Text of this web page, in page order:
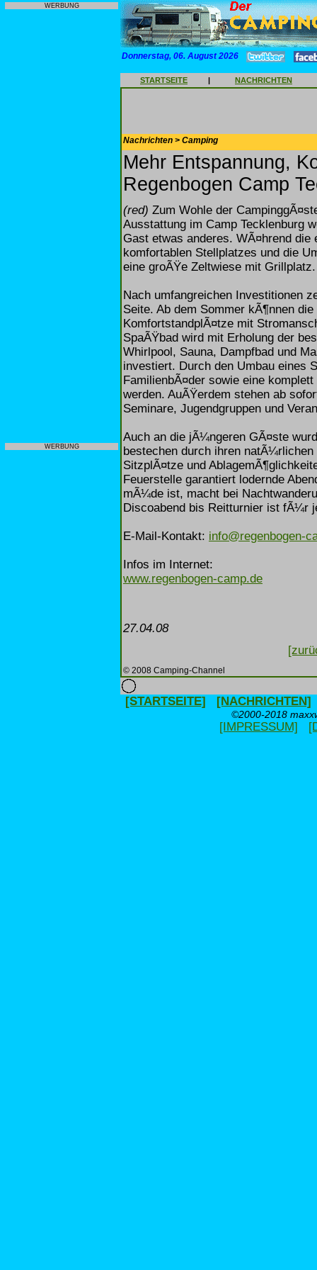
WERBUNG
WERBUNG
Donnerstag, 06. August 2026
STARTSEITE | NACHRICHTEN
Nachrichten > Camping
Mehr Entspannung,
Regenbogen Camp
(red) Zum Wohle der
Ausstattung im Camp Tecklenburg
Gast etwas anderes. WÃ¤hrend
komfortablen Stellplatzes und die
eine groÃŸe Zeltwiese mit Grillplatz.
Nach umfangreichen Investitionen
Seite. Ab dem Sommer kÃ¶nnen
KomfortstandplÃ¤tze mit
SpaÃŸbad wird mit Erholung der
Whirlpool, Sauna, Dampfbad und
investiert. Durch den Umbau eines
FamilienbÃ¤der sowie eine
werden. AuÃŸerdem stehen ab
Seminare, Jugendgruppen und
Auch an die jÃ¼ngeren GÃ¤ste
bestechen durch ihren
SitzplÃ¤tze und
Feuerstelle garantiert lodernde
mÃ¼de ist, macht bei
Discoabend bis Reitturnier ist fÃ¼r
E-Mail-Kontakt: info@regenbogen-
Infos im Internet:
www.regenbogen-camp.de
27.04.08
© 2008 Camping-Channel
[STARTSEITE] [NACHRICHTEN]
©2000-2018
[IMPRESSUM]